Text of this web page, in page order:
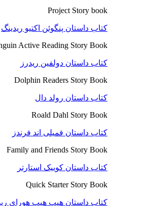
Project Story book
کتاب داستان پنگوئن اکتیو ریدینگ
Active Reading Story Book
کتاب داستان دولفین ریدرز
Dolphin Readers Story Book
کتاب داستان رولد دال
Roald Dahl Story Book
کتاب داستان فمیلی اند فرندز
Family and Friends Story Book
کتاب داستان کوییک استارتر
Quick Starter Story Book
کتاب داستان هیپ هیپ هورای